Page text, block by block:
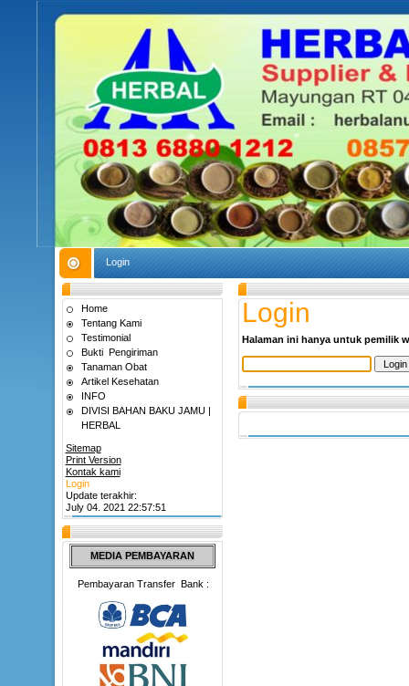
Login
Home
Tentang Kami
Testimonial
Bukti Pengiriman
Tanaman Obat
Artikel Kesehatan
INFO
DIVISI BAHAN BAKU JAMU |
HERBAL
Sitemap
Print Version
Kontak kami
Login
Update terakhir:
July 04. 2021 22:57:51
MEDIA PEMBAYARAN
Pembayaran Transfer Bank :
Login
Halaman ini hanya untuk pemilik